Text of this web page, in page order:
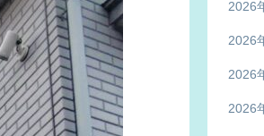
2026
2026
2026
2026